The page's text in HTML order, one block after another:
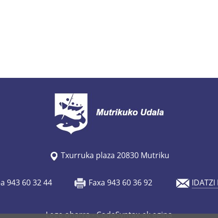
Txurruka plaza 20830 Mutriku
943 60 32 44 Faxa 943 60 36 92 IDATZI
Lege oharra- CodeSyntax-ek egina